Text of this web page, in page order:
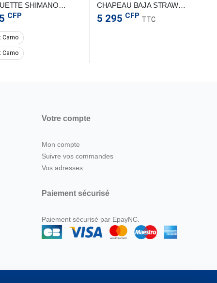
CASQUETTE SHIMANO – FOREST CAMO
CFP
Camo
Camo
CHAPEAU BAJA STRAW FISH CA SLT
5 295 CFP TTC
Votre compte
Mon compte
Suivre vos commandes
Vos adresses
Paiement sécurisé
Paiement sécurisé par EpayNC.